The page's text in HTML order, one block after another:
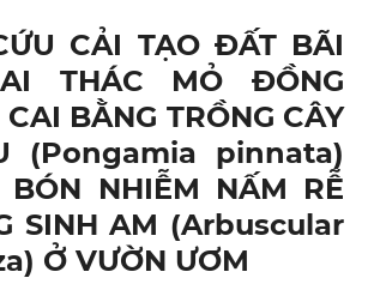
CẢI TẠO ĐẤT BÃI
THÁC MỎ ĐỒNG
BẰNG TRỒNG CÂY
(Pongamia pinnata)
BÓN NHIỄM NẤM RỄ
SINH AM (Arbuscular
Ở VƯỜN ƯƠM